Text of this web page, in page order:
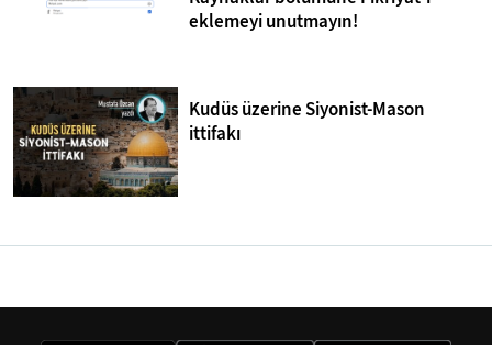
eklemeyi unutmayın!
Kudüs üzerine Siyonist-Mason
ittifakı